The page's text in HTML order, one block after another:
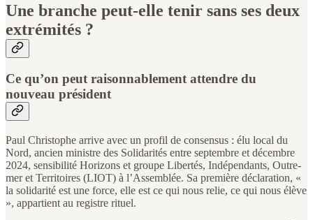
Une branche peut-elle tenir sans ses deux
extrémités ?
Ce qu’on peut raisonnablement attendre du
nouveau président
Paul Christophe arrive avec un profil de consensus : élu local du
Nord, ancien ministre des Solidarités entre septembre et décembre
2024, sensibilité Horizons et groupe Libertés, Indépendants, Outre-
mer et Territoires (LIOT) à l’Assemblée. Sa première déclaration, «
la solidarité est une force, elle est ce qui nous relie, ce qui nous élève
», appartient au registre rituel.